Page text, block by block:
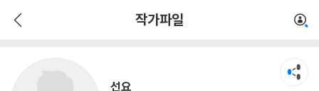
작가파일
선요
가정/건강/취미 저자